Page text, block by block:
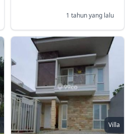
1 tahun yang lalu
Villa